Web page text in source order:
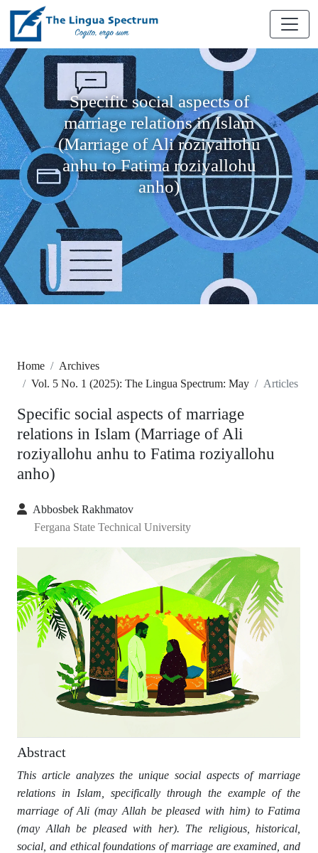
Specific social aspects of
marriage relations in Islam
(Marriage of Ali roziyallohu
anhu to Fatima roziyallohu
anho)
Home
Archives
Vol. 5 No. 1 (2025): The Lingua Spectrum: May
Articles
Specific social aspects of marriage
relations in Islam (Marriage of Ali
roziyallohu anhu to Fatima roziyallohu
anho)
Abbosbek Rakhmatov
Fergana State Technical University
Abstract
This article analyzes the unique social aspects of marriage
relations in Islam, specifically through the example of the
marriage of Ali (may Allah be pleased with him) to Fatima
(may Allah be pleased with her). The religious, historical,
social, and ethical foundations of marriage are examined, and